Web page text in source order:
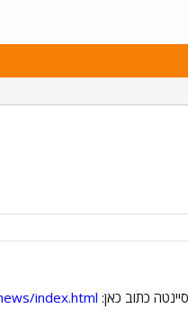
כתוב כאן: index.html